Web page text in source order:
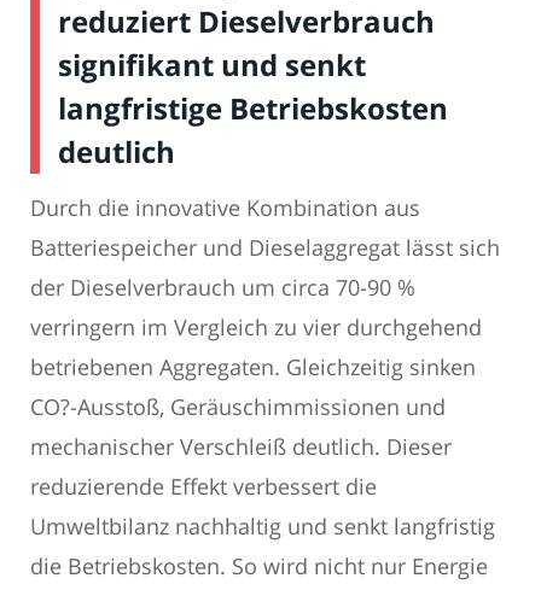
reduziert Dieselverbrauch
signifikant und senkt
langfristige Betriebskosten
deutlich
Durch die innovative Kombination aus
Batteriespeicher und Dieselaggregat lässt sich
der Dieselverbrauch um circa 70-90 %
verringern im Vergleich zu vier durchgehend
betriebenen Aggregaten. Gleichzeitig sinken
CO?-Ausstoß, Geräuschimmissionen und
mechanischer Verschleiß deutlich. Dieser
reduzierende Effekt verbessert die
Umweltbilanz nachhaltig und senkt langfristig
die Betriebskosten. So wird nicht nur Energie